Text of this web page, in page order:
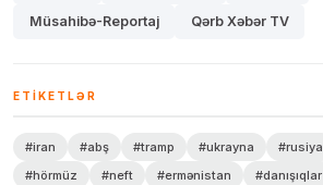
Müsahibə-Reportaj Qərb Xəbər TV
ETIKETLƏR
#iran #abş #tramp #ukrayna #rusiya
#hörmüz
#neft #ermənistan #danışıqlar